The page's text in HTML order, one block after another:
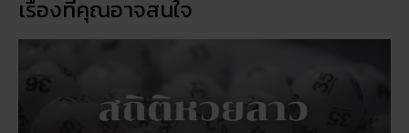
เรื่องที่คุณอาจสนใจ